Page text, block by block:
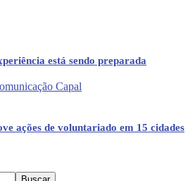
está sendo preparada
ações de voluntariado em 15 cidades